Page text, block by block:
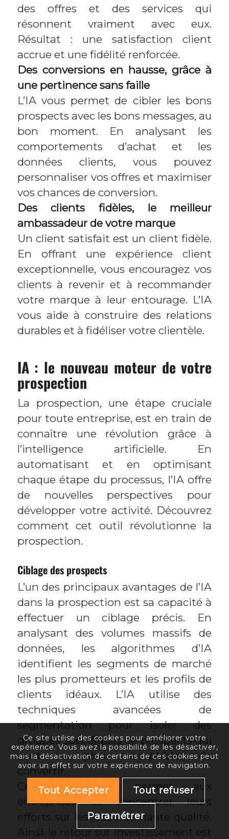
des offres et des services qui
résonnent vraiment avec eux.
Résultat : une satisfaction client
accrue et une fidélité renforcée.
Des conversions en hausse, grâce à
une pertinence sans faille
L’IA vous permet de cibler les bons
prospects avec les bons messages, au
bon moment. En analysant les
comportements d’achat et les
données clients, vous pouvez
personnaliser vos offres et maximiser
vos chances de conversion.
Des clients fidèles, le meilleur
ambassadeur de votre marque
Un client satisfait est un client fidèle.
En offrant une expérience client
exceptionnelle, vous encouragez vos
clients à revenir et à recommander
votre marque à leur entourage. L’IA
vous aide à construire des relations
durables et à fidéliser votre clientèle.
IA : le nouveau moteur de votre
prospection
La prospection, une étape cruciale
pour toute entreprise, est en train de
connaître une révolution grâce à
l’intelligence artificielle. En
automatisant et en optimisant
chaque étape du processus, l’IA offre
de nouvelles perspectives pour
développer votre activité. Découvrez
comment cet outil révolutionne la
prospection.
Ciblage des prospects
L’un des principaux avantages de l’IA
dans la prospection est sa capacité à
effectuer un ciblage précis. En
analysant des volumes massifs de
données, les algorithmes d’IA
identifient les segments de marché
les plus prometteurs et les profils de
clients idéaux. L’IA utilise des
techniques avancées de
segmentation pour isoler des
groupes spécifiques de prospects qui
sont les plus susceptibles de
convertir.
Cette précision permet aux
entreprises de concentrer leurs
efforts sur les leads de haute qualité.
Ainsi, le retour sur investissement est
Ce site utilise des cookies pour améliorer votre
expérience. Vous avez la possibilité de les désactiver,
mais la désactivation de certains de ces cookies peut
avoir un effet sur votre expérience de navigation.
Tout Accepter Tout refuser
Paramétrer